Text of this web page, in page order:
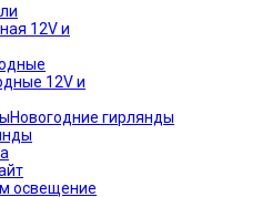
12V и
12V и
Новогодние гирлянды
освещение